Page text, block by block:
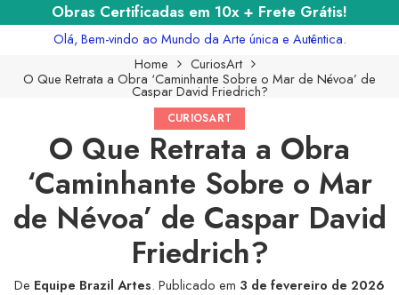
Obras Certificadas em 10x + Frete Grátis!
Olá, Bem-vindo ao Mundo da Arte única e Autêntica.
Home
CuriosArt
O Que Retrata a Obra ‘Caminhante Sobre o Mar de Névoa’ de
Caspar David Friedrich?
CURIOSART
O Que Retrata a Obra
‘Caminhante Sobre o Mar
de Névoa’ de Caspar David
Friedrich?
De Equipe Brazil Artes. Publicado em 3 de fevereiro de 2026